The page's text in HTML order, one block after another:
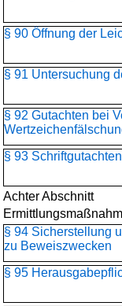
§ 90 Öffnung der
§ 91 Untersuchung
§ 92 Gutachten bei
§ 93 Schriftgutachten
Achter Abschnitt
§ 94 Sicherstellung
zu Beweiszwecken
§ 95